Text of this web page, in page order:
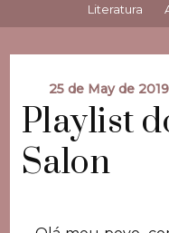
Literatura
25 de May de 2019
Playlist
Salon